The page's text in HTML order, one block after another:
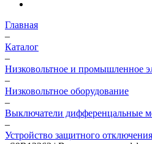
Главная
–
Каталог
–
Низковольтное и промышленное
–
Низковольтное оборудование
–
Выключатели дифференцальные
–
Устройство защитного